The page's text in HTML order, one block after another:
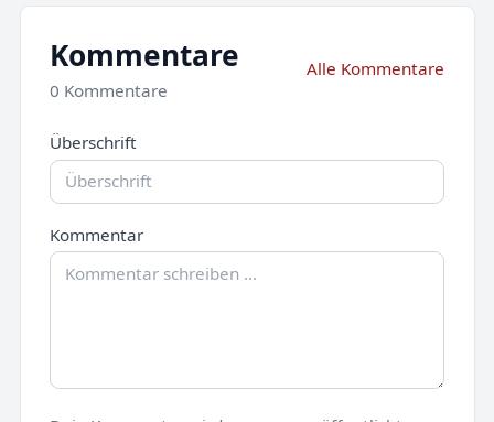
Kommentare
0 Kommentare
Alle Kommentare
Überschrift
Kommentar